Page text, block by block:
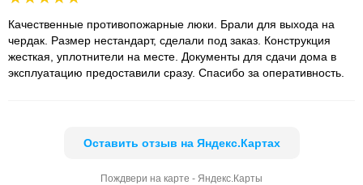
Качественные противопожарные люки. Брали для выхода на
чердак. Размер нестандарт, сделали под заказ. Конструкция
жесткая, уплотнители на месте. Документы для сдачи дома в
эксплуатацию предоставили сразу. Спасибо за оперативность.
Оставить отзыв на Яндекс.Картах
Пождвери на карте - Яндекс.Карты